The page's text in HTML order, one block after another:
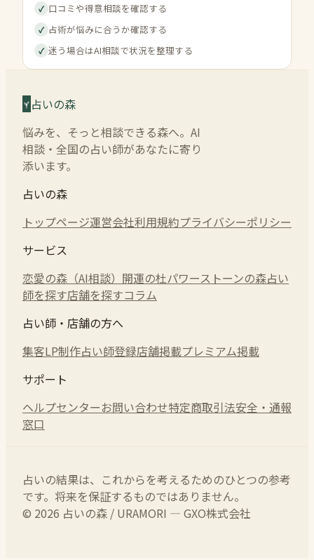
✓ 口コミや得意相談を確認する
✓ 占術が悩みに合うか確認する
✓ 迷う場合はAI相談で状況を整理する
占いの森
悩みを、そっと相談できる森へ。AI
相談・全国の占い師があなたに寄り
添います。
占いの森
トップページ運営会社利用規約プライバシーポリシー
サービス
恋愛の森（AI相談） 開運の杜パワーストーンの森占い
師を探す店舗を探すコラム
占い師・店舗の方へ
集客LP制作占い師登録店舗掲載プレミアム掲載
サポート
ヘルプセンターお問い合わせ特定商取引法安全・通報
窓口
占いの結果は、これからを考えるためのひとつの参考
です。将来を保証するものではありません。
© 2026 占いの森 / URAMORI — GXO株式会社